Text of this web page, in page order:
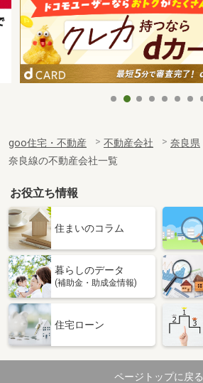
goo住宅・不動産 不動産会社 奈良県
奈良線の不動産会社一覧
お役立ち情報
住まいのコラム
暮らしのデータ
(補助金・助成金情報)
住宅ローン
ページトップに戻る